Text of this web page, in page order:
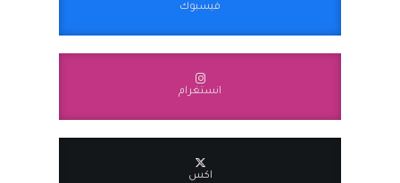
فيسبوك
انستغرام
اكس